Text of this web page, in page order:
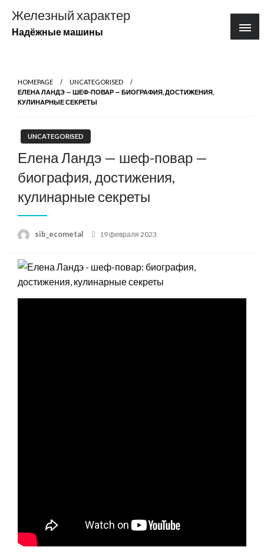
содержимому
Железный характер
Надёжные машины
HOMEPAGE
UNCATEGORISED
ЕЛЕНА ЛАНДЭ — ШЕФ-ПОВАР — БИОГРАФИЯ, ДОСТИЖЕНИЯ,
КУЛИНАРНЫЕ СЕКРЕТЫ
UNCATEGORISED
Елена Ландэ — шеф-повар —
биография, достижения,
кулинарные секреты
sib_ecometal
Posted
19 февраля 2023